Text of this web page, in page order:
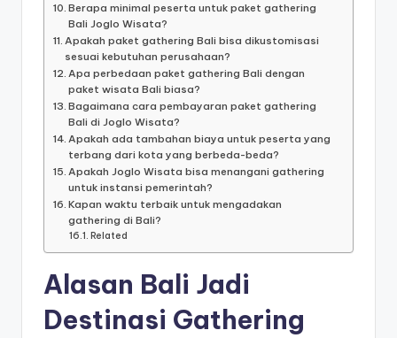
Berapa minimal peserta untuk paket gathering
Bali Joglo Wisata?
Apakah paket gathering Bali bisa dikustomisasi
sesuai kebutuhan perusahaan?
Apa perbedaan paket gathering Bali dengan
paket wisata Bali biasa?
Bagaimana cara pembayaran paket gathering
Bali di Joglo Wisata?
Apakah ada tambahan biaya untuk peserta yang
terbang dari kota yang berbeda-beda?
Apakah Joglo Wisata bisa menangani gathering
untuk instansi pemerintah?
Kapan waktu terbaik untuk mengadakan
gathering di Bali?
Related
Alasan Bali Jadi
Destinasi Gathering